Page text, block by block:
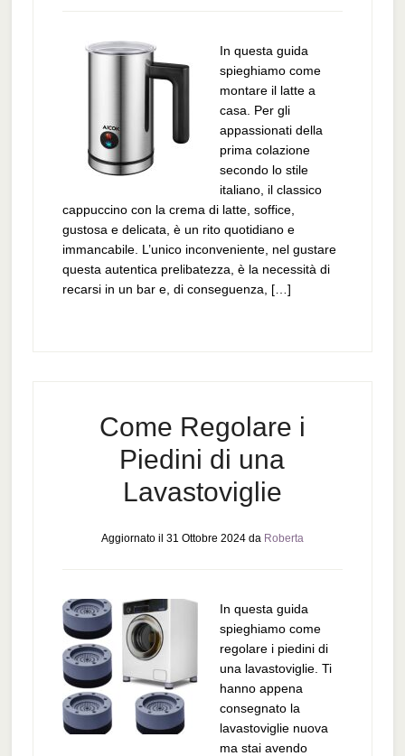
In questa guida
spieghiamo come
montare il latte a
casa. Per gli
appassionati della
prima colazione
secondo lo stile
italiano, il classico
cappuccino con la crema di latte, soffice,
gustosa e delicata, è un rito quotidiano e
immancabile. L’unico inconveniente, nel gustare
questa autentica prelibatezza, è la necessità di
recarsi in un bar e, di conseguenza, […]
Come Regolare i
Piedini di una
Lavastoviglie
Aggiornato il 31 Ottobre 2024da Roberta
In questa guida
spieghiamo come
regolare i piedini di
una lavastoviglie. Ti
hanno appena
consegnato la
lavastoviglie nuova
ma stai avendo